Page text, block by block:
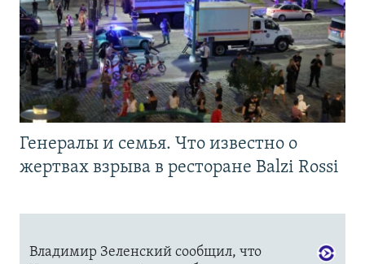
Генералы и семья. Что известно о
жертвах взрыва в ресторане Balzi Rossi